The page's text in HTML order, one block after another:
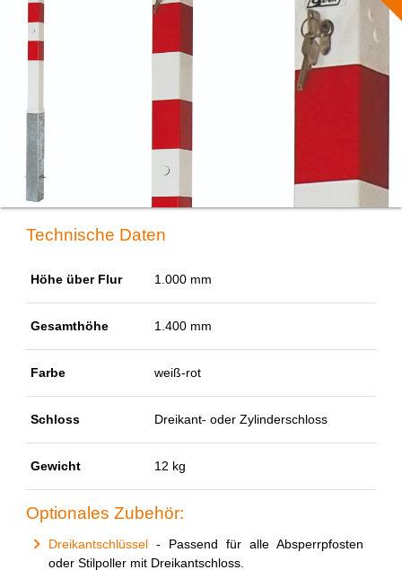
Technische Daten
Höhe über Flur 1.000 mm
Gesamthöhe 1.400 mm
Farbe weiß-rot
Schloss Dreikant- oder Zylinderschloss
Gewicht 12 kg
Optionales Zubehör:
Dreikantschlüssel - Passend für alle Absperrpfosten
oder Stilpoller mit Dreikantschloss.